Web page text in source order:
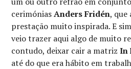
cerimóniasAnders Fridén, que
prestação muito inspirada. E
veio trazer aqui algo de muito
contudo, deixar cair a matrizIn
até do que era hábito em